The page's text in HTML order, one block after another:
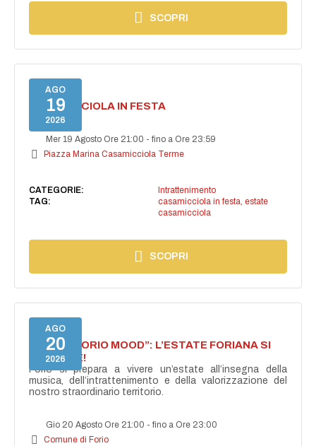
SCOPRI
AGO
19
2026
CASAMICCIOLA IN FESTA
Mer 19 Agosto Ore 21:00 -fino a Ore 23:59
Piazza Marina Casamicciola Terme
CATEGORIE:
Intrattenimento
TAG:
casamicciola in festa, estate
casamicciola
SCOPRI
AGO
20
2026
NASCE “FORIO MOOD”: L’ESTATE FORIANA SI
ACCENDE!
Forio si prepara a vivere un’estate all’insegna della
musica, dell’intrattenimento e della valorizzazione del
nostro straordinario territorio.
Gio 20 Agosto Ore 21:00 -fino a Ore 23:00
Comune di Forio